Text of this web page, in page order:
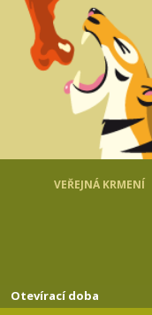
VEŘEJNÁ KRMENÍ
Otevírací doba